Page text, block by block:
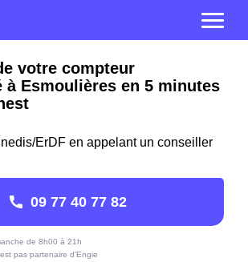
votre compteur
Esmoulières en 5 minutes
ErDF en appelant un conseiller
09 77 40 77 82
de 8h00 à 21h
pas partenaire d'Engie